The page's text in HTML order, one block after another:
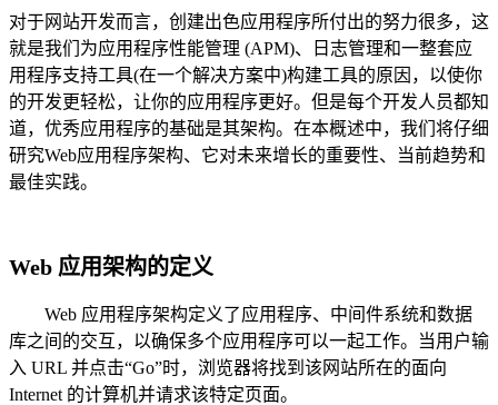
对于网站开发而言，创建出色应用程序所付出的努力很多，这
就是我们为应用程序性能管理 (APM)、日志管理和一整套应
用程序支持工具(在一个解决方案中)构建工具的原因，以使你
的开发更轻松，让你的应用程序更好。但是每个开发人员都知
道，优秀应用程序的基础是其架构。在本概述中，我们将仔细
研究Web应用程序架构、它对未来增长的重要性、当前趋势和
最佳实践。
Web 应用架构的定义
Web 应用程序架构定义了应用程序、中间件系统和数据
库之间的交互，以确保多个应用程序可以一起工作。当用户输
入 URL 并点击“Go”时，浏览器将找到该网站所在的面向
Internet 的计算机并请求该特定页面。